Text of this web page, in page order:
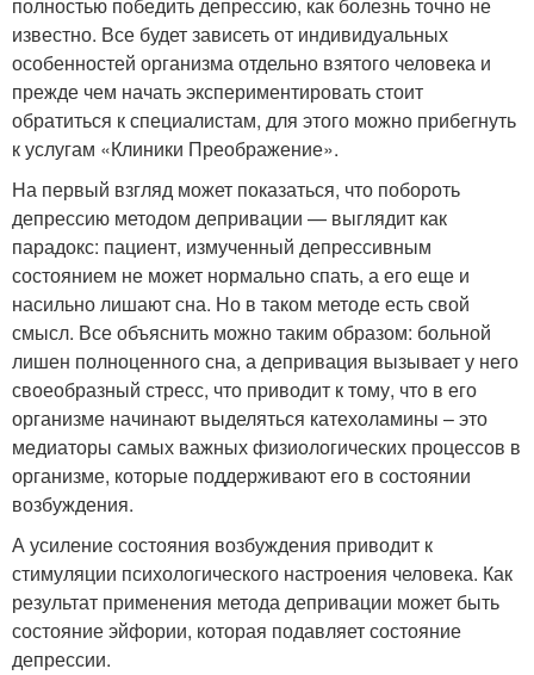
полностью победить депрессию, как болезнь точно не
известно. Все будет зависеть от индивидуальных
особенностей организма отдельно взятого человека и
прежде чем начать экспериментировать стоит
обратиться к специалистам, для этого можно прибегнуть
к услугам «Клиники Преображение».
На первый взгляд может показаться, что побороть
депрессию методом депривации — выглядит как
парадокс: пациент, измученный депрессивным
состоянием не может нормально спать, а его еще и
насильно лишают сна. Но в таком методе есть свой
смысл. Все объяснить можно таким образом: больной
лишен полноценного сна, а депривация вызывает у него
своеобразный стресс, что приводит к тому, что в его
организме начинают выделяться катехоламины – это
медиаторы самых важных физиологических процессов в
организме, которые поддерживают его в состоянии
возбуждения.
А усиление состояния возбуждения приводит к
стимуляции психологического настроения человека. Как
результат применения метода депривации может быть
состояние эйфории, которая подавляет состояние
депрессии.